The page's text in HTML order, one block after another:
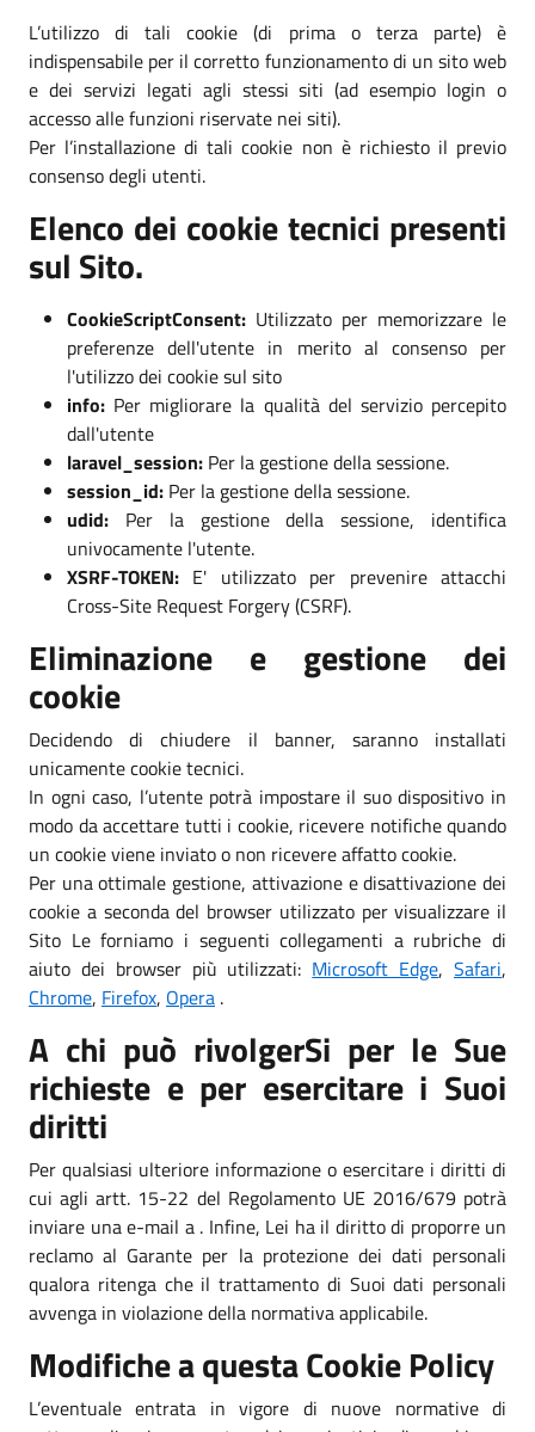
L’utilizzo di tali cookie (di prima o terza parte) è
indispensabile per il corretto funzionamento di un sito web
e dei servizi legati agli stessi siti (ad esempio login o
accesso alle funzioni riservate nei siti).
Per l’installazione di tali cookie non è richiesto il previo
consenso degli utenti.
Elenco dei cookie tecnici presenti
sul Sito.
CookieScriptConsent: Utilizzato per memorizzare le
preferenze dell'utente in merito al consenso per
l'utilizzo dei cookie sul sito
info: Per migliorare la qualità del servizio percepito
dall'utente
laravel_session: Per la gestione della sessione.
session_id: Per la gestione della sessione.
udid: Per la gestione della sessione, identifica
univocamente l'utente.
XSRF-TOKEN: E' utilizzato per prevenire attacchi
Cross-Site Request Forgery (CSRF).
Eliminazione e gestione dei
cookie
Decidendo di chiudere il banner, saranno installati
unicamente cookie tecnici.
In ogni caso, l’utente potrà impostare il suo dispositivo in
modo da accettare tutti i cookie, ricevere notifiche quando
un cookie viene inviato o non ricevere affatto cookie.
Per una ottimale gestione, attivazione e disattivazione dei
cookie a seconda del browser utilizzato per visualizzare il
Sito Le forniamo i seguenti collegamenti a rubriche di
aiuto dei browser più utilizzati: Microsoft Edge,Safari,
Chrome, Firefox, Opera .
A chi può rivolgerSi per le Sue
richieste e per esercitare i Suoi
diritti
Per qualsiasi ulteriore informazione o esercitare i diritti di
cui agli artt. 15-22 del Regolamento UE 2016/679 potrà
inviare una e-mail a . Infine, Lei ha il diritto di proporre un
reclamo al Garante per la protezione dei dati personali
qualora ritenga che il trattamento di Suoi dati personali
avvenga in violazione della normativa applicabile.
Modifiche a questa Cookie Policy
L’eventuale entrata in vigore di nuove normative di